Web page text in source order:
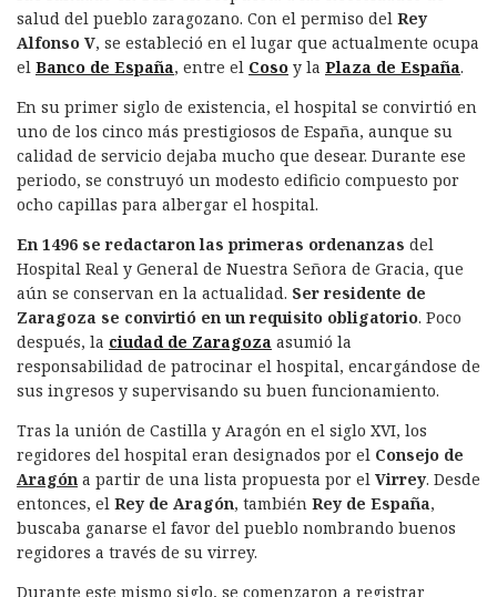
e
b
o
o
k
te
r
k
e
d
I
n
s
A
p
p
l p
a
rt
ir
salud del pueblo zaragozano. Con el permiso del Rey
Alfonso V, se estableció en el lugar que actualmente ocupa
el Banco de España, entre el Coso y la Plaza de España.
En su primer siglo de existencia, el hospital se convirtió en
uno de los cinco más prestigiosos de España, aunque su
calidad de servicio dejaba mucho que desear. Durante ese
periodo, se construyó un modesto edificio compuesto por
ocho capillas para albergar el hospital.
En 1496 se redactaron las primeras ordenanzas del
Hospital Real y General de Nuestra Señora de Gracia, que
aún se conservan en la actualidad. Ser residente de
Zaragoza se convirtió en un requisito obligatorio. Poco
después, la ciudad de Zaragoza asumió la
responsabilidad de patrocinar el hospital, encargándose de
sus ingresos y supervisando su buen funcionamiento.
Tras la unión de Castilla y Aragón en el siglo XVI, los
regidores del hospital eran designados por el Consejo de
Aragón a partir de una lista propuesta por el Virrey. Desde
entonces, el Rey de Aragón, también Rey de España,
buscaba ganarse el favor del pueblo nombrando buenos
regidores a través de su virrey.
Durante este mismo siglo, se comenzaron a registrar